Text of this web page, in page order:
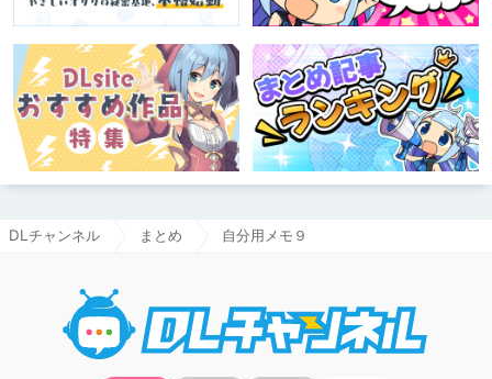
DLチャンネル まとめ 自分用メモ９